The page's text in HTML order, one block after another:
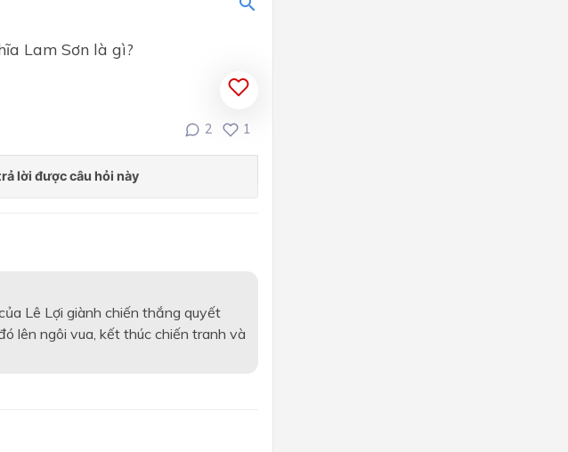
Lam Sơn là gì?
2 1
Lê Lợi giành chiến thắng quyết
lên ngôi vua, kết thúc chiến tranh và